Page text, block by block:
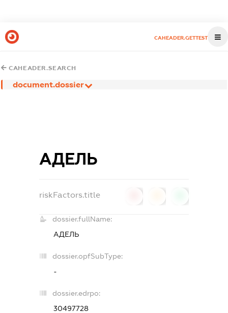
CAHEADER.GETTEST
CAHEADER.SEARCH
document.dossier
АДЕЛЬ
riskFactors.title
dossier.fullName:
АДЕЛЬ
dossier.opfSubType:
-
dossier.edrpo:
30497728